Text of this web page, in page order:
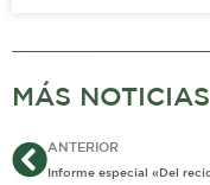
MÁS NOTICIAS
AntANTERIOR